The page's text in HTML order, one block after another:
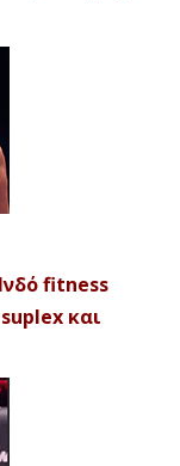
fitness
και